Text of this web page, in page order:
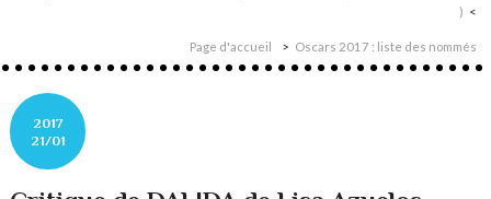
)
Page d'accueil Oscars 2017 : liste des nommés
2017
21/01